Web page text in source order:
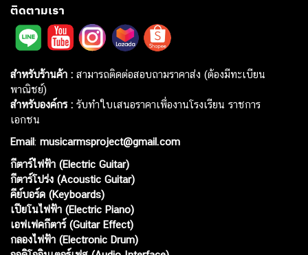
ติดตามเรา
สำหรับร้านค้า : สามารถติดต่อสอบถามราคาส่ง (ต้องมีทะเบียน
พาณิชย์)
สำหรับองค์กร : รับทำใบเสนอราคาเพื่องานโรงเรียน ราชการ
เอกชน
Email: musicarmsproject@gmail.com
กีตาร์ไฟฟ้า (Electric Guitar)
กีตาร์โปร่ง (Acoustic Guitar)
คีย์บอร์ด (Keyboards)
เปียโนไฟฟ้า (Electric Piano)
เอฟเฟคกีตาร์ (Guitar Effect)
กลองไฟฟ้า (Electronic Drum)